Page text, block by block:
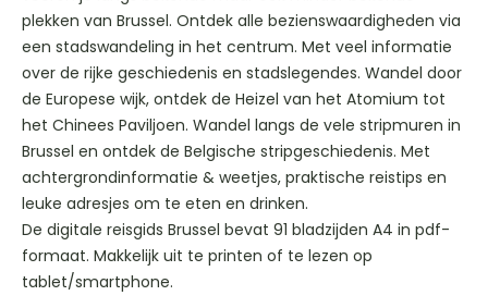
plekken van Brussel. Ontdek alle bezienswaardigheden via
een stadswandeling in het centrum. Met veel informatie
over de rijke geschiedenis en stadslegendes. Wandel door
de Europese wijk, ontdek de Heizel van het Atomium tot
het Chinees Paviljoen. Wandel langs de vele stripmuren in
Brussel en ontdek de Belgische stripgeschiedenis. Met
achtergrondinformatie & weetjes, praktische reistips en
leuke adresjes om te eten en drinken.
De digitale reisgids Brussel bevat 91 bladzijden A4 in pdf-
formaat. Makkelijk uit te printen of te lezen op
tablet/smartphone.